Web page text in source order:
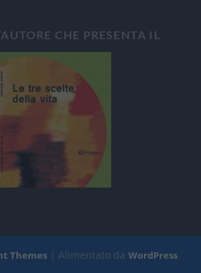
CHE PRESENTA IL
Themes| Alimentato da WordPress